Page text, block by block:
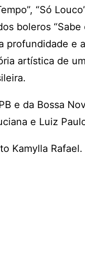
“Só
boleros
profundidade e
artística de
e da Bossa
e Luiz
Kamylla Rafael.